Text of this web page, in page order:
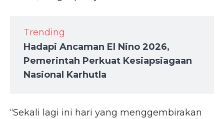
Trending
Hadapi Ancaman El Nino 2026,
Pemerintah Perkuat Kesiapsiagaan
Nasional Karhutla
“Sekali lagi ini hari yang menggembirakan